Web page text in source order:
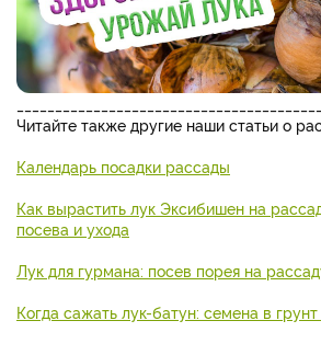
Читайте также другие наши статьи о
Календарь посадки рассады
Как вырастить лук Эксибишен на
посева и ухода
Лук для гурмана: посев порея на
Когда сажать лук-батун: семена в